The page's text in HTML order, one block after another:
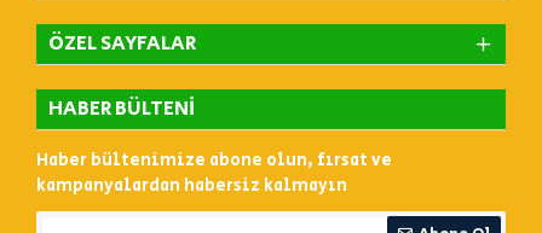
ÖZEL SAYFALAR
HABER BÜLTENI
Haber bültenimize abone olun, fırsat ve
kampanyalardan habersiz kalmayın